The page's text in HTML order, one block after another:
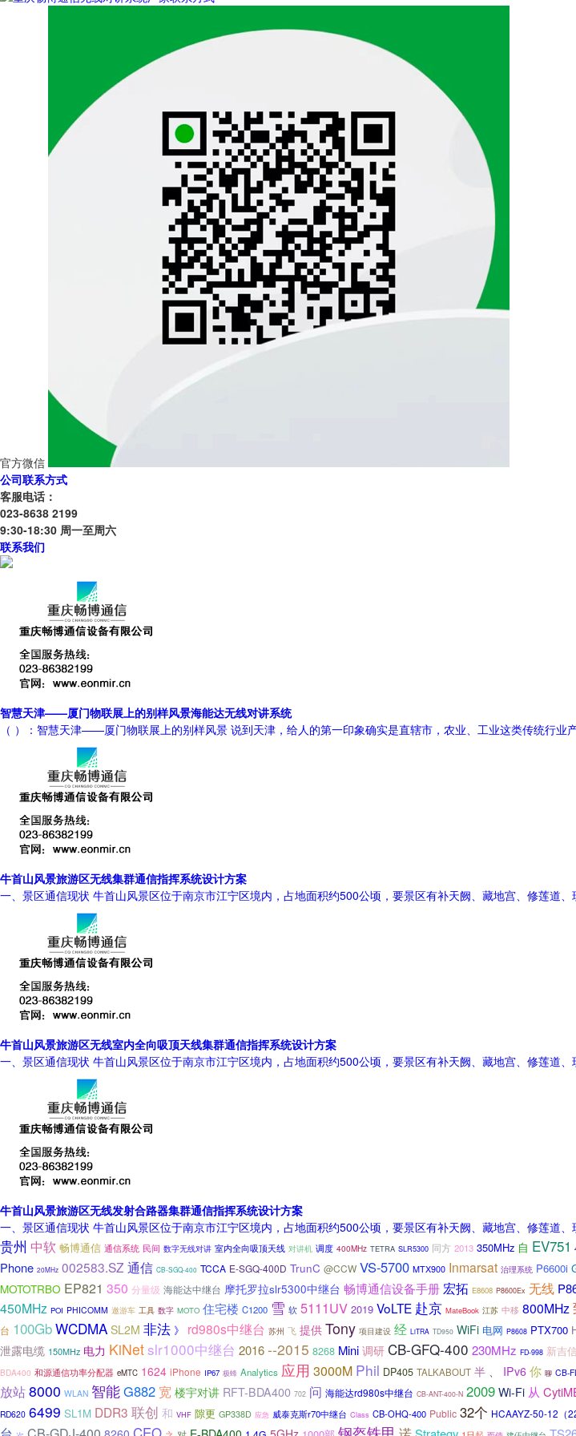
官方微信
公司联系方式
客服电话：
023-8638 2199
9:30-18:30 周一至周六
联系我们
智慧天津——厦门物联展上的别样风景海能达无线对讲系统
（ ）：智慧天津——厦门物联展上的别样风景 说到天津，给人的第一印象确实是直辖市，农业、工业这类传统行
牛首山风景旅游区无线集群通信指挥系统设计方案
一、景区通信现状 牛首山风景区位于南京市江宁区境内，占地面积约500公顷，要景区有补天阙、藏地宫、修莲道
牛首山风景旅游区无线室内全向吸顶天线集群通信指挥系统设计方案
一、景区通信现状 牛首山风景区位于南京市江宁区境内，占地面积约500公顷，要景区有补天阙、藏地宫、修莲道
牛首山风景旅游区无线发射合路器集群通信指挥系统设计方案
一、景区通信现状 牛首山风景区位于南京市江宁区境内，占地面积约500公顷，要景区有补天阙、藏地宫、修莲道
贵州 中软 畅博通信 通信系统 民间 数字无线对讲 室内全向吸顶天线 对讲机 调度 400MHz TETRA SLR5300 同方 2013 350MHz 自 EV751
Phone 20MHz 002583.SZ 通信 CB-SGQ-400 TCCA E-SGQ-400D TrunC @CCW VS-5700 MTX900 Inmarsat 治理系统 P6600i
MOTOTRBO EP821 350 分量级 海能达中继台 摩托罗拉slr5300中继台 畅博通信设备手册宏拓 E8608 P8600Ex 无线
450MHz POI PHICOMM 遨游车 工具 数字 MOTO 住宅楼 C1200 雪 软 5111UV 2019 VoLTE 赴京 MateBook 江苏 中移 800MHz
台 100GbWCDMA SL2M 非法 》 rd980s中继台 苏州 飞 提供Tony 项目建设 经 LiTRA TD950 WiFi 电网 P8608 PTX700
泄露电缆 150MHz 电力 KiNetslr1000中继台 2016--2015 8268 Mini 调研 CB-GFQ-400 230MHz FD-998 新吉信
BDA400 和源通信功率分配器 eMTC 1624 iPhone IP67 极蜂 Analytics 应用 3000M Phil DP405 TALKABOUT 半 、 IPv6 你 聊 CB-
放站8000 WLAN 智能G882 宽 楼宇对讲 RFT-BDA400 702 问 海能达rd980s中继台 CB-ANT-400-N 2009 Wi-Fi 从
RD620 6499 SL1M DDR3 联创 和 VHF 隙更 GP338D 应急 威泰克斯r70中继台 Class CB-OHQ-400 Public 32个 HCAAYZ-50-12（